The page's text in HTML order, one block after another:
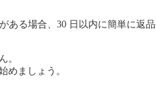
ある場合、30 日以内に簡単に返
。
めましょう。